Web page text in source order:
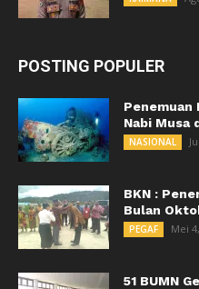
POSTING POPULER
Penemuan
Nabi Musa
NASIONAL
BKN :
Bulan
PEGAF Mei
51 BUMN